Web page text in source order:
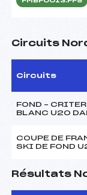
Circuits
Circuits
FOND –
BLANC U20
COUPE DE
SKI DE FOND
Résultats